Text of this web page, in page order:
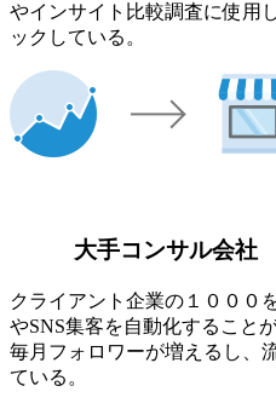
やインサイト比較調査に使用
ックしている。
大手コンサル会社
クライアント企業の１０００
やSNS集客を自動化すること
毎月フォロワーが増えるし、
ている。